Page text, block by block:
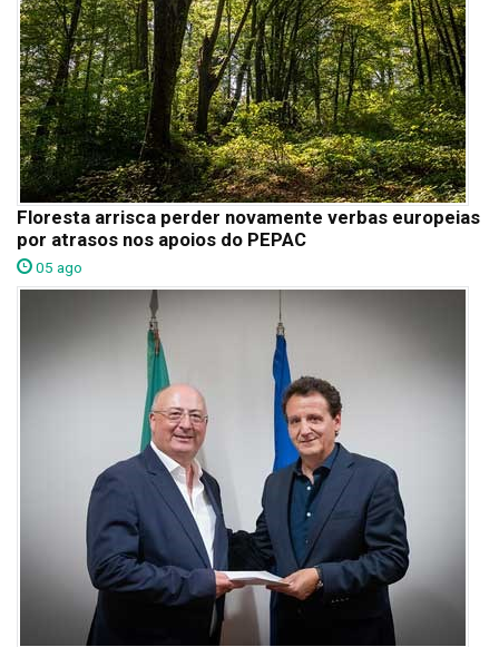
Floresta arrisca perder novamente verbas europeias
por atrasos nos apoios do PEPAC
05 ago